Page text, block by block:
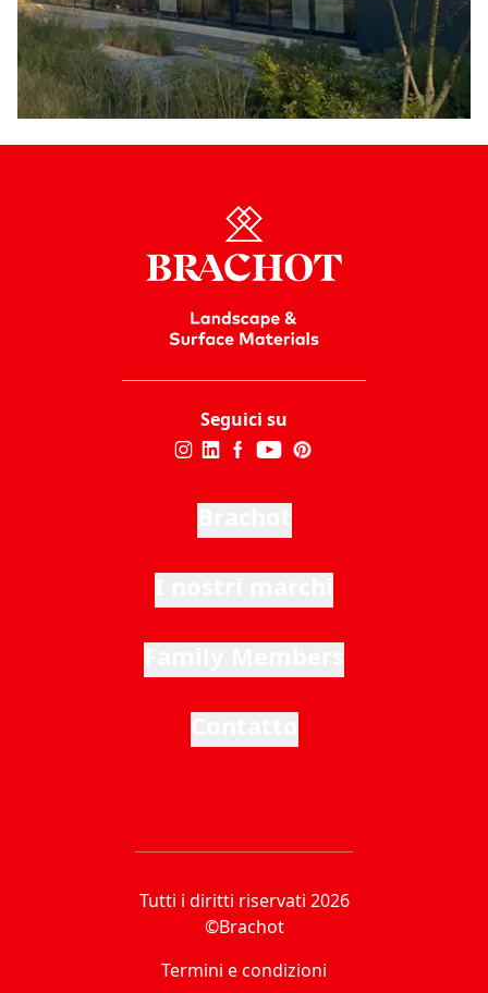
Seguici su
Tutti i diritti riservati 2026
©Brachot
Termini e condizioni